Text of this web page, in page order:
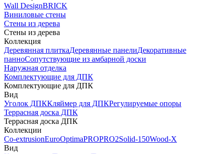
Wall DesignBRICK
Виниловые стены
Стены из дерева
Стены из дерева
Коллекция
Деревянная плиткаДеревянные панелиДекоративные
панноСопутствующие из амбарной доски
Наружная отделка
Комплектующие для ДПК
Комплектующие для ДПК
Вид
Уголок ДПККляймер для ДПКРегулируемые опоры
Террасная доска ДПК
Террасная доска ДПК
Коллекции
Co-extrusionEuroOptimaPROPRO2Solid-150Wood-X
Вид